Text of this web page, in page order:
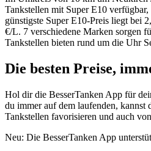
Tankstellen mit Super E10
günstigste Super E10-Preis liegt bei
€/L. 7 verschiedene Marken sorgen
Tankstellen bieten rund um die Uhr
Die besten Preise,
Hol dir die BesserTanken App für
du immer auf dem laufenden, kannst
Tankstellen favorisieren und auch
Neu: Die BesserTanken App